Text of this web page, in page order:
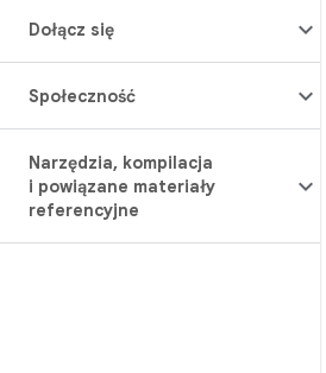
Dołącz się
Społeczność
Narzędzia, kompilacja
i powiązane materiały
referencyjne